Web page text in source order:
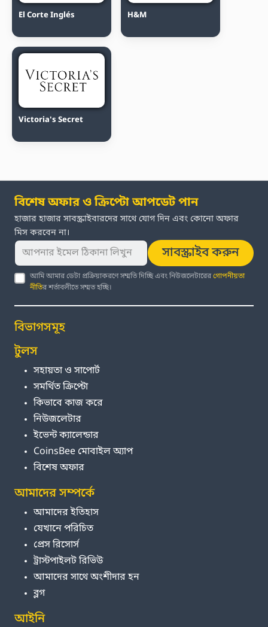
El Corte Inglés H&M
Victoria's Secret
বিশেষ অফার ও ক্রিপ্টো আপডেট পান
হাজার হাজার সাবস্ক্রাইবারদের সাথে যোগ দিন এবং কোনো অফার
মিস করবেন না।
সাবস্ক্রাইব করুন
আমি আমার ডেটা প্রক্রিয়াকরণে সম্মতি দিচ্ছি এবং নিউজলেটারেরগোপনীয়তা
নীতির শর্তাবলীতে সম্মত হচ্ছি।
বিভাগসমূহ
টুলস
সহায়তা ও সাপোর্ট
সমর্থিত ক্রিপ্টো
কিভাবে কাজ করে
নিউজলেটার
ইভেন্ট ক্যালেন্ডার
CoinsBee মোবাইল অ্যাপ
বিশেষ অফার
আমাদের সম্পর্কে
আমাদের ইতিহাস
যেখানে পরিচিত
প্রেস রিসোর্স
ট্রাস্টপাইলট রিভিউ
আমাদের সাথে অংশীদার হন
ব্লগ
আইনি